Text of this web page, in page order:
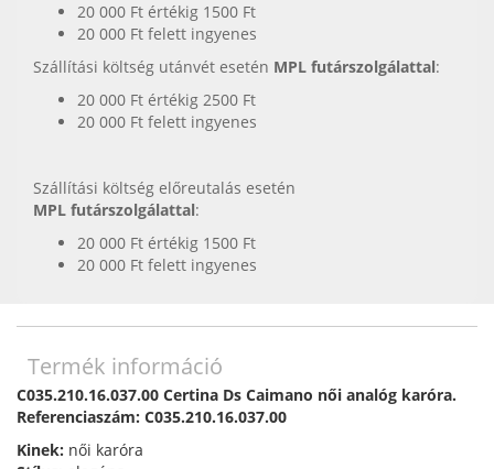
20 000 Ft értékig 1500 Ft
20 000 Ft felett ingyenes
Szállítási költség utánvét esetén MPL futárszolgálattal:
20 000 Ft értékig 2500 Ft
20 000 Ft felett ingyenes
Szállítási költség előreutalás esetén
MPL futárszolgálattal:
20 000 Ft értékig 1500 Ft
20 000 Ft felett ingyenes
Termék információ
C035.210.16.037.00 Certina Ds Caimano női analóg karóra.
Referenciaszám: C035.210.16.037.00
Kinek: női karóra